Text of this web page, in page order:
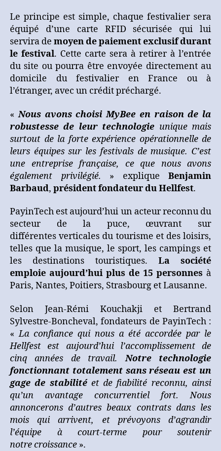
Le principe est simple, chaque festivalier sera
équipé d’une carte RFID sécurisée qui lui
servira de moyen de paiement exclusif durant
le festival. Cette carte sera à retirer à l’entrée
du site ou pourra être envoyée directement au
domicile du festivalier en France ou à
l’étranger, avec un crédit préchargé.
«Nous avons choisi MyBee en raison de la
robustesse de leur technologie unique mais
surtout de la forte expérience opérationnelle de
leurs équipes sur les festivals de musique. C’est
une entreprise française, ce que nous avons
également privilégié. » explique Benjamin
Barbaud, président fondateur du Hellfest.
PayinTech est aujourd’hui un acteur reconnu du
secteur de la puce, œuvrant sur
différentes verticales du tourisme et des loisirs,
telles que la musique, le sport, les campings et
les destinations touristiques. La société
emploie aujourd’hui plus de 15 personnes à
Paris, Nantes, Poitiers, Strasbourg et Lausanne.
Selon Jean-Rémi Kouchakji et Bertrand
Sylvestre-Boncheval, fondateurs de PayinTech :
«La confiance qui nous a été accordée par le
Hellfest est aujourd’hui l’accomplissement de
cinq années de travail.Notre technologie
fonctionnant totalement sans réseau est un
gage de stabilitéet de fiabilité reconnu, ainsi
qu’un avantage concurrentiel fort. Nous
annoncerons d’autres beaux contrats dans les
mois qui arrivent, et prévoyons d’agrandir
l’équipe à court-terme pour soutenir
notre croissance ».